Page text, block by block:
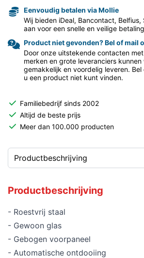
Eenvoudig betalen via Mollie
Wij bieden iDeal, Bancontact,
aan voor een snelle en veilige
Product niet gevonden? Bel of mail
Door onze uitstekende contacten
merken en grote leveranciers
gemakkelijk en voordelig leveren. Bel
u een product niet kunt vinden.
Familiebedrijf sinds 2002
Altijd de beste prijs
Meer dan 100.000 producten
Productbeschrijving
- Roestvrij staal
- Gewoon glas
- Gebogen voorpaneel
- Automatische ontdooiing